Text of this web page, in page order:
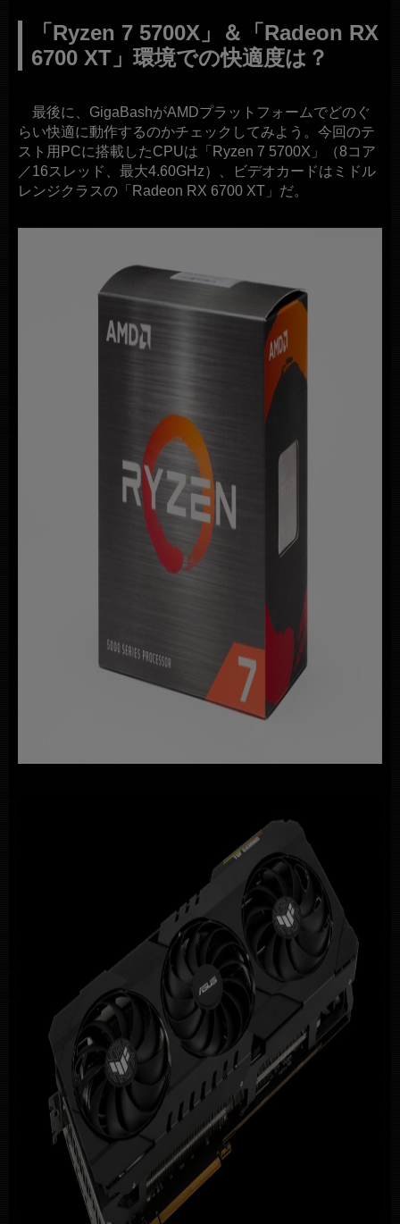
「Ryzen 7 5700X」＆「Radeon RX
6700 XT」環境での快適度は？
最後に、GigaBashがAMDプラットフォームでどのぐ
らい快適に動作するのかチェックしてみよう。今回のテ
スト用PCに搭載したCPUは「Ryzen 7 5700X」（8コア
／16スレッド、最大4.60GHz）、ビデオカードはミドル
レンジクラスの「Radeon RX 6700 XT」だ。